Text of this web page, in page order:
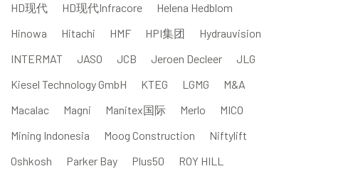
HD现代
HD现代Infracore
Helena Hedblom
Hinowa
Hitachi HMF HPI集团
Hydrauvision
INTERMAT
JASO JCB Jeroen Decleer
JLG
Kiesel Technology GmbH
KTEG LGMG
M&A
Macalac
Magni Manitex国际 Merlo
MICO
Mining Indonesia
Moog Construction
Niftylift
Oshkosh
Parker Bay Plus50
ROY HILL